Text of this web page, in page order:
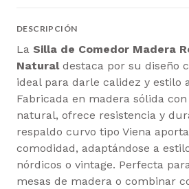
DESCRIPCIÓN
La Silla de Comedor Madera
Naturaldestaca por su diseño
ideal para darle calidez y estilo
Fabricada en madera sólida
natural, ofrece resistencia y
respaldo curvo tipo Viena
comodidad, adaptándose a
nórdicos o vintage. Perfecta
mesas de madera o combinar